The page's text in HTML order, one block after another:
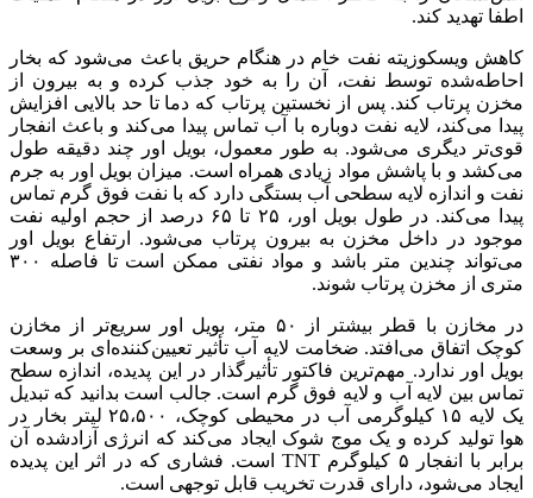
اطفا تهدید کند.
کاهش ویسکوزیته نفت خام در هنگام حریق باعث می‌شود که بخار
احاطه‌شده توسط نفت، آن را به خود جذب کرده و به بیرون از
مخزن پرتاب کند. پس از نخستین پرتاب که دما تا حد بالایی افزایش
پیدا می‌کند، لایه نفت دوباره با آب تماس پیدا می‌کند و باعث انفجار
قوی‌تر دیگری می‌شود. به طور معمول، بویل اور چند دقیقه طول
می‌کشد و با پاشش مواد زیادی همراه است. میزان بویل اور به جرم
نفت و اندازه لایه سطحی آب بستگی دارد که با نفت فوق گرم تماس
پیدا می‌کند. در طول بویل اور، ۲۵ تا ۶۵ درصد از حجم اولیه نفت
موجود در داخل مخزن به بیرون پرتاب می‌شود. ارتفاع بویل اور
می‌تواند چندین متر باشد و مواد نفتی ممکن است تا فاصله ۳۰۰
متری از مخزن پرتاب شوند.
در مخازن با قطر بیشتر از ۵۰ متر، بویل اور سریع‌تر از مخازن
کوچک اتفاق می‌افتد. ضخامت لایه آب تأثیر تعیین‌کننده‌ای بر وسعت
بویل اور ندارد. مهم‌ترین فاکتور تأثیرگذار در این پدیده، اندازه سطح
تماس بین لایه آب و لایه فوق گرم است. جالب است بدانید که تبدیل
یک لایه ۱۵ کیلوگرمی آب در محیطی کوچک، ۲۵،۵۰۰ لیتر بخار در
هوا تولید کرده و یک موج شوک ایجاد می‌کند که انرژی آزادشده آن
برابر با انفجار ۵ کیلوگرم TNT است. فشاری که در اثر این پدیده
ایجاد می‌شود، دارای قدرت تخریب قابل توجهی است.